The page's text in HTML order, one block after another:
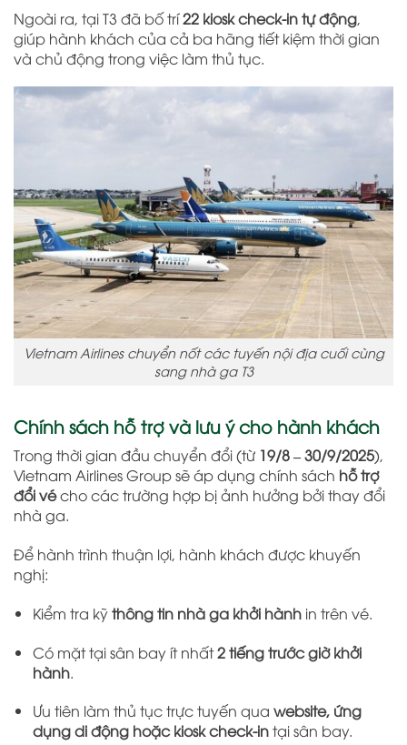
Ngoài ra, tại T3 đã bố trí22 kiosk check-in tự động,
giúp hành khách của cả ba hãng tiết kiệm thời gian
và chủ động trong việc làm thủ tục.
Vietnam Airlines chuyển nốt các tuyến nội địa cuối cùng
sang nhà ga T3
Chính sách hỗ trợ và lưu ý cho hành khách
Trong thời gian đầu chuyển đổi (từ 19/8 – 30/9/2025),
Vietnam Airlines Group sẽ áp dụng chính sách hỗ trợ
đổi vécho các trường hợp bị ảnh hưởng bởi thay đổi
nhà ga.
Để hành trình thuận lợi, hành khách được khuyến
nghị:
Kiểm tra kỹthông tin nhà ga khởi hànhin trên vé.
Có mặt tại sân bay ít nhất2 tiếng trước giờ khởi
hành.
Ưu tiên làm thủ tục trực tuyến qua website, ứng
dụng di động hoặc kiosk check-intại sân bay.